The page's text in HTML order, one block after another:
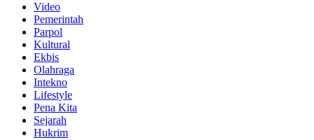
Video
Pemerintah
Parpol
Kultural
Ekbis
Olahraga
Intekno
Lifestyle
Pena Kita
Sejarah
Hukrim